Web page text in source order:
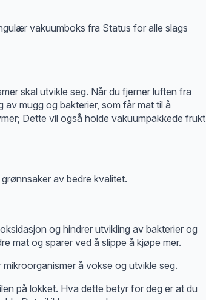
vakuumboks fra Status for alle slags
skal utvikle seg. Når du fjerner luften fra
mugg og bakterier, som får mat til å
Dette vil også holde vakuumpakkede frukt
av bedre kvalitet.
og hindrer utvikling av bakterier og
mat og sparer ved å slippe å kjøpe mer.
å vokse og utvikle seg.
på lokket. Hva dette betyr for deg er at du